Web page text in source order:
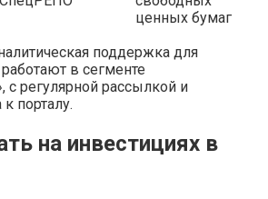
ценных бумаг
поддержка для
в сегменте
с регулярной рассылкой и
порталу.
на инвестициях в